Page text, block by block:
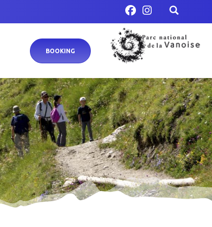
BOOKING